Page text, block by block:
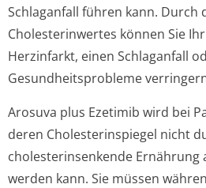
Schlaganfall führen kann. Durch
Cholesterinwertes können Sie
Herzinfarkt, einen Schlaganfall
Gesundheitsprobleme
Arosuva plus Ezetimib wird bei
deren Cholesterinspiegel nicht
cholesterinsenkende
werden kann. Sie müssen